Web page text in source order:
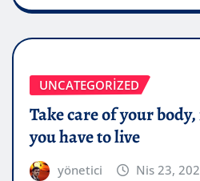
UNCATEGORIZED
Take care of your
you have to live
yönetici Nis 23,